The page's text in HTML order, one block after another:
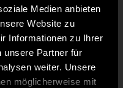
Medien anbieten
Website zu
Informationen zu Ihrer
unsere Partner für
weiter. Unsere
möglicherweise mit